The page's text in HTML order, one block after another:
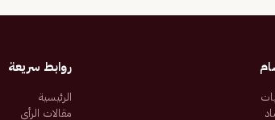
روابط سريعة
الرئيسية
مقالات الرأي